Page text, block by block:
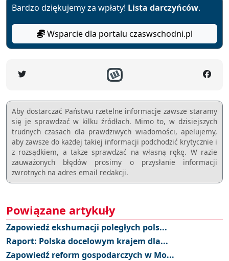
Bardzo dziękujemy za wpłaty! Lista darczyńców.
Wsparcie dla portalu czaswschodni.pl
Aby dostarczać Państwu rzetelne informacje zawsze staramy
się je sprawdzać w kilku źródłach. Mimo to, w dzisiejszych
trudnych czasach dla prawdziwych wiadomości, apelujemy,
aby zawsze do każdej takiej informacji podchodzić krytycznie i
z rozsądkiem, a takze sprawdzać na własną rękę. W razie
zauważonych błędów prosimy o przysłanie informacji
zwrotnych na adres email redakcji.
Powiązane artykuły
Zapowiedź ekshumacji poległych pols...
Raport: Polska docelowym krajem dla...
Zapowiedź reform gospodarczych w Mo...